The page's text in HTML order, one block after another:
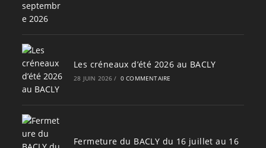
Les créneaux d’été 2026 au BACLY
28 JUIN 2026 / 0 COMMENTAIRE
Fermeture du BACLY du 16 juillet au 16